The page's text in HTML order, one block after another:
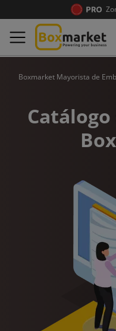
Boxmarket Mayorista de